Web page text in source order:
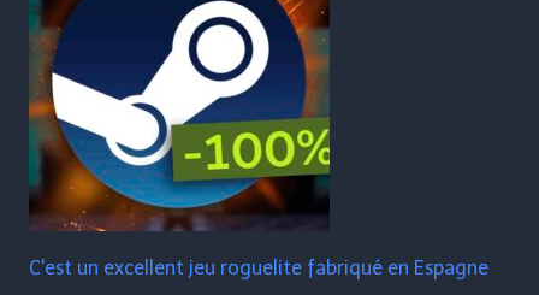
C'est un excellent jeu roguelite fabriqué en Espagne